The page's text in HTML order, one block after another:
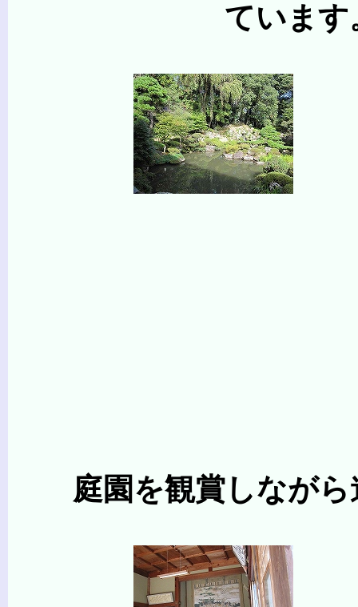
ています
庭園を観賞しながら